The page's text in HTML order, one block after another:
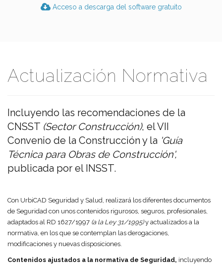
Acceso a descarga del software gratuito
Actualización Normativa
Incluyendo las recomendaciones de la
CNSST (Sector Construcción), el VII
Convenio de la Construcción y la 'Guía
Técnica para Obras de Construcción',
publicada por el INSST.
Con UrbiCAD Seguridad y Salud, realizará los diferentes documentos
de Seguridad con unos contenidos rigurosos, seguros, profesionales,
adaptados al RD 1627/1997 (a la Ley 31/1995)y actualizados a la
normativa, en los que se contemplan las derogaciones,
modificaciones y nuevas disposiciones.
Contenidos ajustados a la normativa de Seguridad, incluyendo